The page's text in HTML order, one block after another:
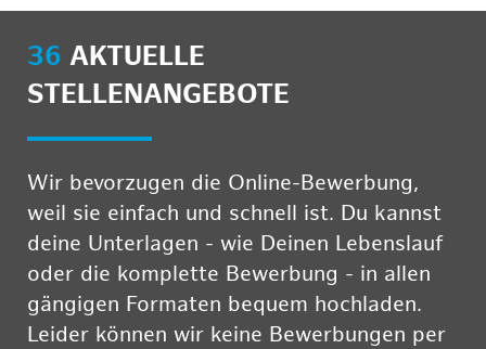
36 AKTUELLE
STELLENANGEBOTE
Wir bevorzugen die Online-Bewerbung,
weil sie einfach und schnell ist. Du kannst
deine Unterlagen - wie Deinen Lebenslauf
oder die komplette Bewerbung - in allen
gängigen Formaten bequem hochladen.
Leider können wir keine Bewerbungen per